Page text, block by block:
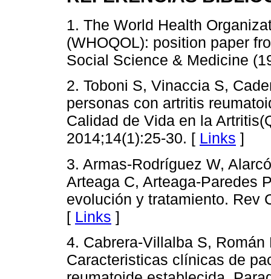
1. The World Health
(WHOQOL): position paper
Social Science & Medicine
2. Toboni S, Vinaccia S,
personas con artritis
Calidad de Vida en la
2014;14(1):25-30. [ Links ]
3. Armas-Rodríguez W,
Arteaga C, Arteaga-Paredes
evolución y tratamiento. Rev
[ Links ]
4. Cabrera-Villalba S,
Caracteristicas clínicas de